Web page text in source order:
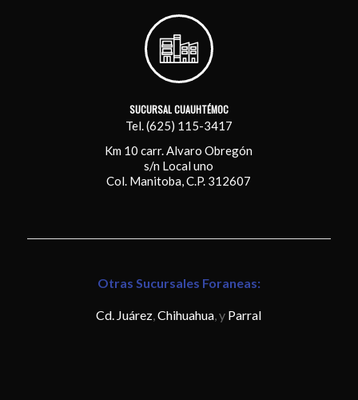
SUCURSAL CUAUHTÉMOC
Tel. (625) 115-3417
Km 10 carr. Alvaro Obregón
s/n Local uno
Col. Manitoba, C.P. 312607
Otras Sucursales Foraneas:
Cd. Juárez,Chihuahua, y Parral